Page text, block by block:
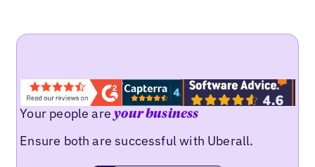
Your people areyour business
Ensure both are successful with Uberall.